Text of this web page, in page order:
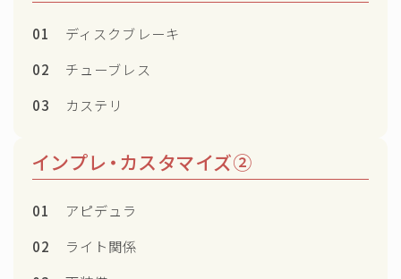
01
ディスクブレーキ
02
チューブレス
03
カステリ
インプレ・カスタマイズ②
01
アピデュラ
02
ライト関係